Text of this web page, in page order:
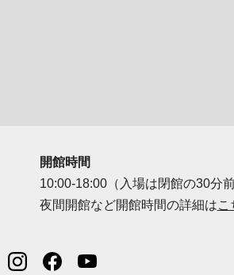
開館時間
10:00-18:00（入場は閉館の30分前
夜間開館など開館時間の詳細はこ